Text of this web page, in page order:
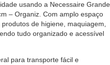
usando a Necessaire Grande
– Organiz. Com amplo espaço
de higiene, maquiagem,
tudo organizado e acessível
para transporte fácil e